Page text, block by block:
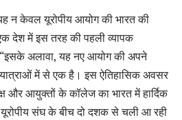
न केवल यूरोपीय आयोग की भारत की
देश में इस तरह की पहली व्यापक
“इसके अलावा, यह नए आयोग की अपने
में से एक है। इस ऐतिहासिक अवसर
और आयुक्तों के कॉलेज का भारत में हार्दिक
संघ के बीच दो दशक से चली आ रही